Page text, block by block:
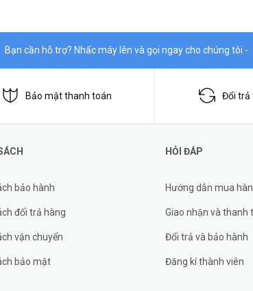
Bạn cần hỗ trợ? Nhấc máy lên và gọi ngay cho chúng tôi -
Bảo mật thanh toán Đổi trả
bảo hành
đổi trả hàng
vận chuyển
bảo mật
HỎI ĐÁP
Hướng dẫn mua
Giao nhận và thanh
Đổi trả và bảo hành
Đăng kí thành viên